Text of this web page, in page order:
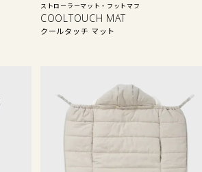
ストローラーマット・フットマフ
COOLTOUCH MAT
クールタッチ マット